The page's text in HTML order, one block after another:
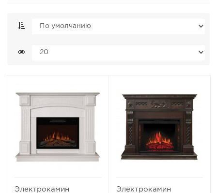
Электрокамин
Электрокамин